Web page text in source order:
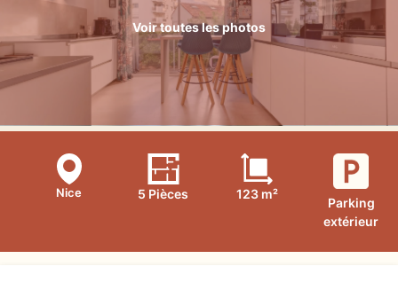
Voir toutes les photos
Nice 5 Pièces 123 m²
Parking
extérieur